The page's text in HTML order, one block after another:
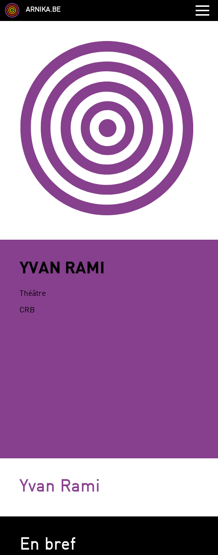
ARNIKA.BE
AUTRE COMPÉTENCE TYPE
LANGUES PARLÉES ÉCOLE
CHEVEUX TAILLE
CORPULENCE ANNÉE DE NAISSANCE
ANNULER LES FILTRES
YVAN RAMI
Théâtre
CRB
Yvan Rami
En bref